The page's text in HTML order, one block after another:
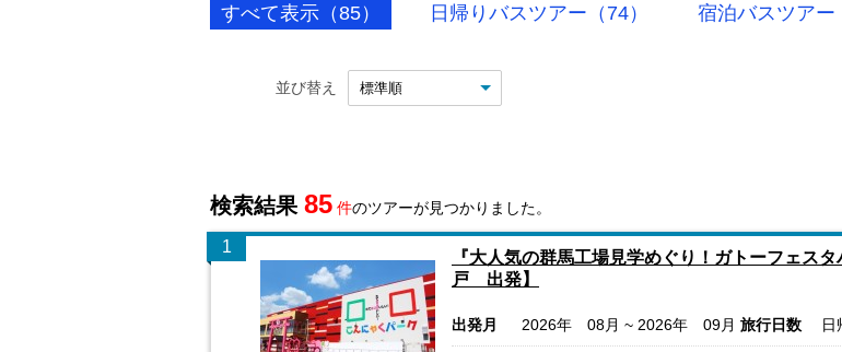
すべて表示（85） 日帰りバスツアー（74） 宿泊バスツアー
並び替え
検索結果 85 件のツアーが見つかりました。
1
『大人気の群馬工場見学めぐり！ガトーフェス
戸 出発】
出発月 2026年 08月 ~ 2026年 09月 旅行日数 日